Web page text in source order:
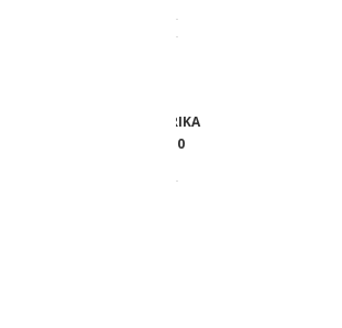
NEPOZNATA FABRIKA
303610